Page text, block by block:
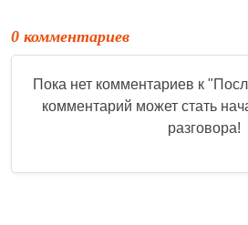
0 комментариев
Пока нет комментариев к "
комментарий может стать
разговора!